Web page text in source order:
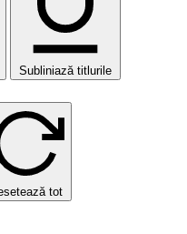
Subliniază titlurile
tot